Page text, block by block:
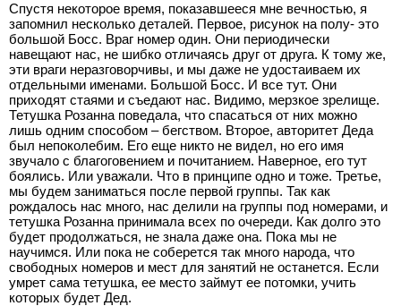
Спустя некоторое время, показавшееся мне вечностью, я
запомнил несколько деталей. Первое, рисунок на полу- это
большой Босс. Враг номер один. Они периодически
навещают нас, не шибко отличаясь друг от друга. К тому же,
эти враги неразговорчивы, и мы даже не удостаиваем их
отдельными именами. Большой Босс. И все тут. Они
приходят стаями и съедают нас. Видимо, мерзкое зрелище.
Тетушка Розанна поведала, что спасаться от них можно
лишь одним способом – бегством. Второе, авторитет Деда
был непоколебим. Его еще никто не видел, но его имя
звучало с благоговением и почитанием. Наверное, его тут
боялись. Или уважали. Что в принципе одно и тоже. Третье,
мы будем заниматься после первой группы. Так как
рождалось нас много, нас делили на группы под номерами, и
тетушка Розанна принимала всех по очереди. Как долго это
будет продолжаться, не знала даже она. Пока мы не
научимся. Или пока не соберется так много народа, что
свободных номеров и мест для занятий не останется. Если
умрет сама тетушка, ее место займут ее потомки, учить
которых будет Дед.